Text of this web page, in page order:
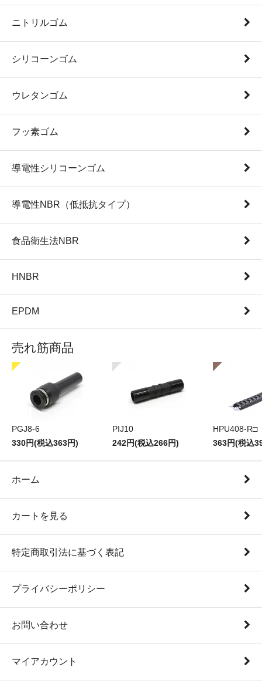
ニトリルゴム
シリコーンゴム
ウレタンゴム
フッ素ゴム
導電性シリコーンゴム
導電性NBR（低抵抗タイプ）
食品衛生法NBR
HNBR
EPDM
売れ筋商品
PGJ8-6
330円(税込363円)
PIJ10
242円(税込266円)
HPU408-R□
363円(税込
ホーム
カートを見る
特定商取引法に基づく表記
プライバシーポリシー
お問い合わせ
マイアカウント